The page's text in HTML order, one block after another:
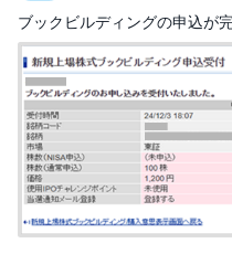
ブックビルディングの申込が